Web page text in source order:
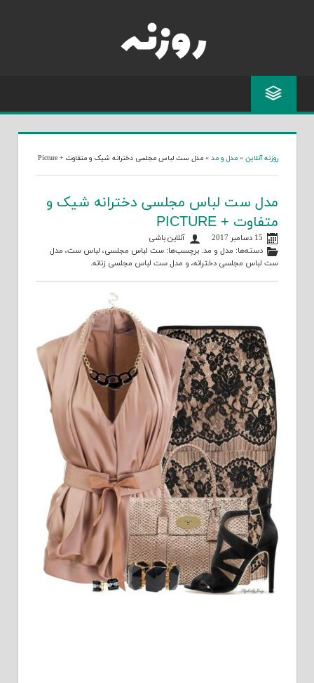
روزنه آنلاین » مدل و مد » مدل ست لباس مجلسی دخترانه شیک و متفاوت + Picture
مدل ست لباس مجلسی دخترانه شیک و
متفاوت + PICTURE
15 دسامبر 2017
آنلاین باشی
دسته‌ها: مدل و مد. برچسب‌ها:ست لباس مجلسی، لباس ست، مدل
ست لباس مجلسی دخترانه، و مدل ست لباس مجلسی زنانه.